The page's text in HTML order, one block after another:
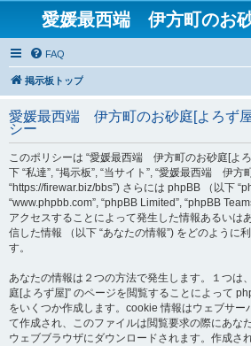
愛媛最西端 伊方町のお
FAQ
掲示板トップ
愛媛最西端 伊方町のお砂庭[よろず
シー
このポリシーは “愛媛最西端 伊方町のお砂庭[よ
下 “私達”, “掲示板”, “当サイト”, “愛媛最西端 伊方
“https://firewar.biz/bbs”) さらには phpBB （以下
“www.phpbb.com”, “phpBB Limited”, “phpBB
アクセスすることによって発生した情報あるいは
信した情報 （以下 “あなたの情報”) をどのように
す。
あなたの情報は２つの方法で発生します。１つ
庭[よろず屋]” のページを閲覧することによって
をいくつか作成します。cookie 情報はウェブサー
て作成され、このファイルは閲覧要求の際にあな
ウェブブラウザにダウンロードされます。作成さ